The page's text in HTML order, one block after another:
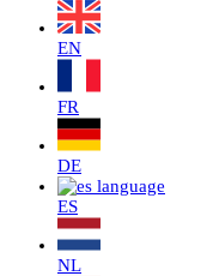
EN
FR
DE
ES
NL